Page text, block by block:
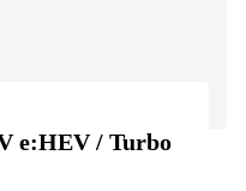
e:HEV / Turbo